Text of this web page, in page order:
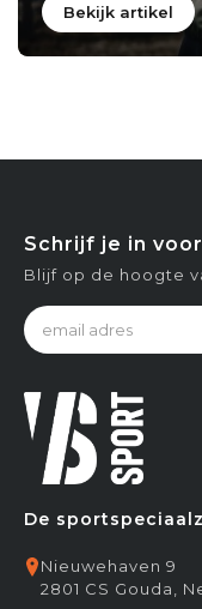
Bekijk artikel
De
Nieuwehaven 9
2801 CS Gouda,
Schrijf je in
Blijf op de hoogte